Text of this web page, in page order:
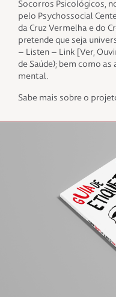
Socorros Psicológicos,
pelo Psychossocial
da Cruz Vermelha e do
pretende que seja
– Listen – Link [Ver,
de Saúde); bem como
mental.
Sabe mais sobre o